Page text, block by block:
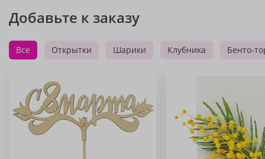
Добавьте к заказу
Все Открытки Шарики Клубника Бенто-